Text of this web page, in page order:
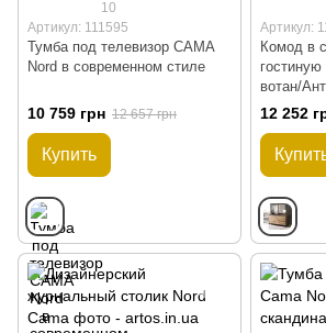
10
Артикул: 111595
Тумба под телевизор CAMA
Nord в современном стиле
10 759 грн 12 657 грн
Купить
Артикул:
Комод в
вотан/
12 252